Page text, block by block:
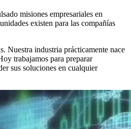
misiones empresariales en
existen para las compañías
Nuestra industria prácticamente nace
trabajamos para preparar
sus soluciones en cualquier